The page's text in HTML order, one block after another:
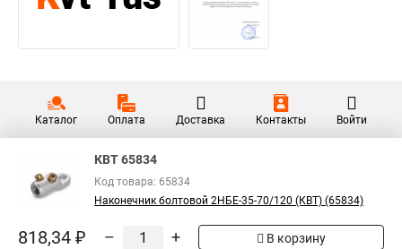
Каталог Оплата Доставка Контакты Войти
КВТ 65834
Код товара: 65834
Наконечник болтовой 2НБЕ-35-70/120 (КВТ) (65834)
818,34 ₽ – + В корзину